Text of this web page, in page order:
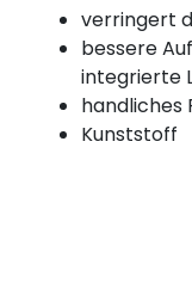
verringert
bessere
integrierte
handliches
Kunststoff